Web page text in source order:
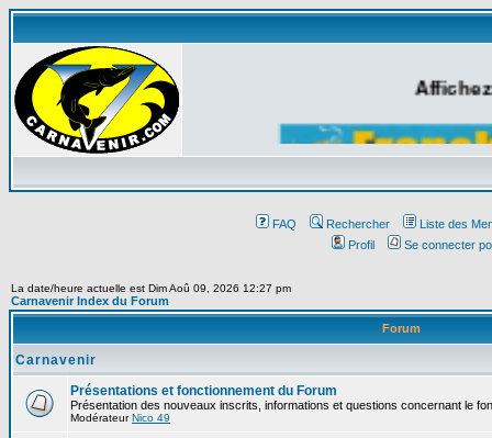
FAQ Rechercher
Liste des
Profil
Se connecter
La date/heure actuelle est Dim Aoû 09, 2026 12:27 pm
Carnavenir Index du Forum
Forum
Carnavenir
Présentations et fonctionnement du Forum
Présentation des nouveaux inscrits, informations et questions concernant le
ModérateurNico 49